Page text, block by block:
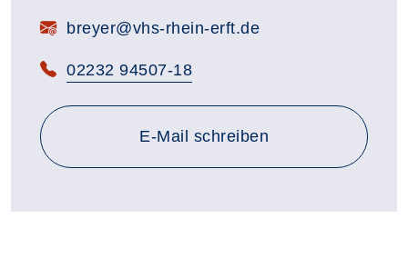
E-Mail:breyer@vhs-rhein-erft.de
Telefon:
02232 94507-18
E-Mail schreiben